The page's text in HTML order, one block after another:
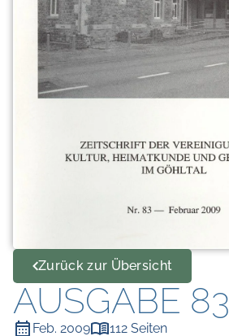
Zurück zur Übersicht
AUSGABE 83
Feb. 2009 112 Seiten